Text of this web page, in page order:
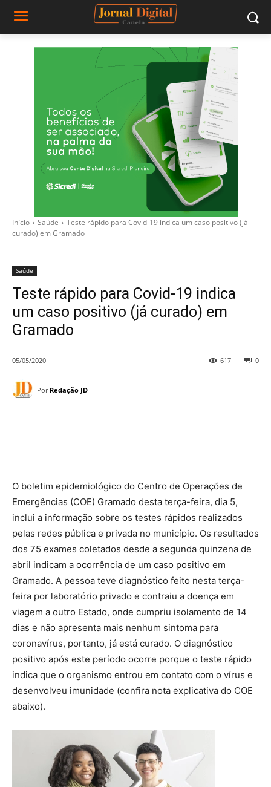
Início Saúde
Teste rápido para Covid-19 indica um caso positivo (já
curado) em Gramado
Saúde
Teste rápido para Covid-19 indica
um caso positivo (já curado) em
Gramado
05/05/2020 0
617
Por Redação JD
O boletim epidemiológico do Centro de Operações de
Emergências (COE) Gramado desta terça-feira, dia 5,
inclui a informação sobre os testes rápidos realizados
pelas redes pública e privada no município. Os resultados
dos 75 exames coletados desde a segunda quinzena de
abril indicam a ocorrência de um caso positivo em
Gramado. A pessoa teve diagnóstico feito nesta terça-
feira por laboratório privado e contraiu a doença em
viagem a outro Estado, onde cumpriu isolamento de 14
dias e não apresenta mais nenhum sintoma para
coronavírus, portanto, já está curado. O diagnóstico
positivo após este período ocorre porque o teste rápido
indica que o organismo entrou em contato com o vírus e
desenvolveu imunidade (confira nota explicativa do COE
abaixo).